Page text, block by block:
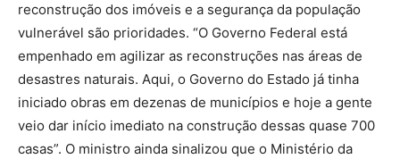
reconstrução dos imóveis e a segurança da população
vulnerável são prioridades. “O Governo Federal está
empenhado em agilizar as reconstruções nas áreas de
desastres naturais. Aqui, o Governo do Estado já tinha
iniciado obras em dezenas de municípios e hoje a gente
veio dar início imediato na construção dessas quase 700
casas”. O ministro ainda sinalizou que o Ministério da